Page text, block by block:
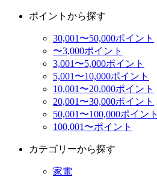
ポイントから探す
30,001〜50,000ポイント
〜3,000ポイント
3,001〜5,000ポイント
5,001〜10,000ポイント
10,001〜20,000ポイント
20,001〜30,000ポイント
50,001〜100,000ポイント
100,001〜ポイント
カテゴリーから探す
家電